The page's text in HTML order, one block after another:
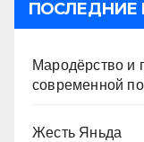
ПОСЛЕДНИЕ
Мародёрство и
современной
Жесть Яньда